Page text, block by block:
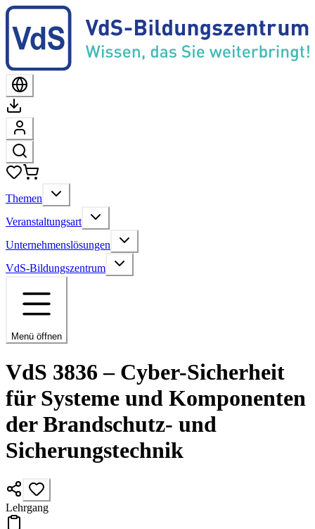
Themen
Veranstaltungsart
Unternehmenslösungen
VdS-Bildungszentrum
Menü öffnen
VdS 3836 – Cyber-Sicherheit
für Systeme und Komponenten
der Brandschutz- und
Sicherungstechnik
Lehrgang